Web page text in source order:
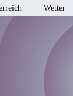
Wetter